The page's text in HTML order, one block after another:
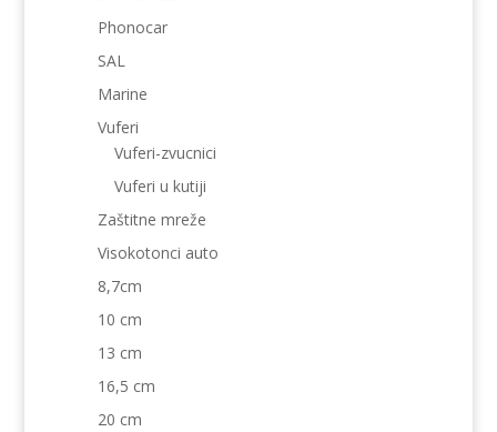
Phonocar
SAL
Marine
Vuferi
Vuferi-zvucnici
Vuferi u kutiji
Zaštitne mreže
Visokotonci auto
8,7cm
10 cm
13 cm
16,5 cm
20 cm